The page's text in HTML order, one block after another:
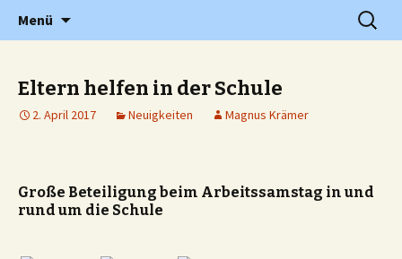
PGS
Grundschule in Holzwickede Hengsen
Menü
Suchen
nach:
Eltern helfen in der Schule
2. April 2017 Neuigkeiten Magnus Krämer
Große Beteiligung beim Arbeitssamstag in und
rund um die Schule